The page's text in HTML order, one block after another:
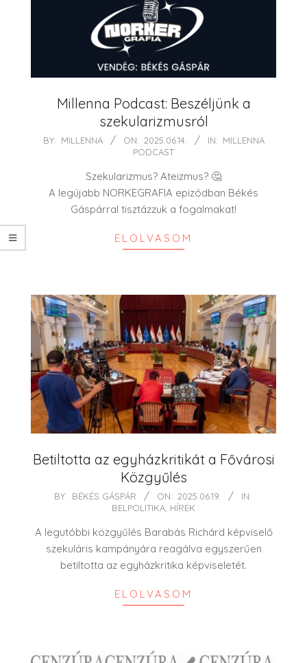
Millenna Podcast: Beszéljünk a
szekularizmusról
2025-
BY: MILLENNA ON: 2025.06.14. IN: MILLENNA
PODCAST
Szekularizmus? Ateizmus? 🤔
A legújabb NORKEGRAFIA epizódban Békés
Gáspárral tisztázzuk a fogalmakat!
ELOLVASOM
Betiltotta az egyházkritikát a Fővárosi
Közgyűlés
2025-
19
BY: BÉKÉS GÁSPÁR ON: 2025.06.19.
IN:
BELPOLITIKA HÍREK
A legutóbbi közgyűlés Barabás Richárd képviselő
szekuláris kampányára reagálva egyszerűen
betiltotta az egyházkritika képviseletét.
ELOLVASOM